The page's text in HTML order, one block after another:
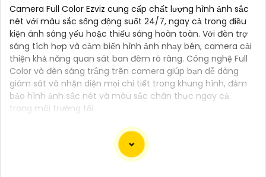
Camera Full Color Ezviz cung cấp chất lượng hình ảnh sắc
nét với màu sắc sống động suốt 24/7, ngay cả trong điều
kiện ánh sáng yếu hoặc thiếu sáng hoàn toàn. Với đèn trợ
sáng tích hợp và cảm biến hình ảnh nhạy bén, camera cải
thiện khả năng quan sát ban đêm rõ ràng. Công nghệ Full
Color và đèn sáng trắng trên camera giúp bạn dễ dàng
giám sát và nhận diện mọi chi tiết trong khung hình, đảm
bảo hình ảnh sắc nét và màu sắc chân thực ngay cả
trong môi trường tối.